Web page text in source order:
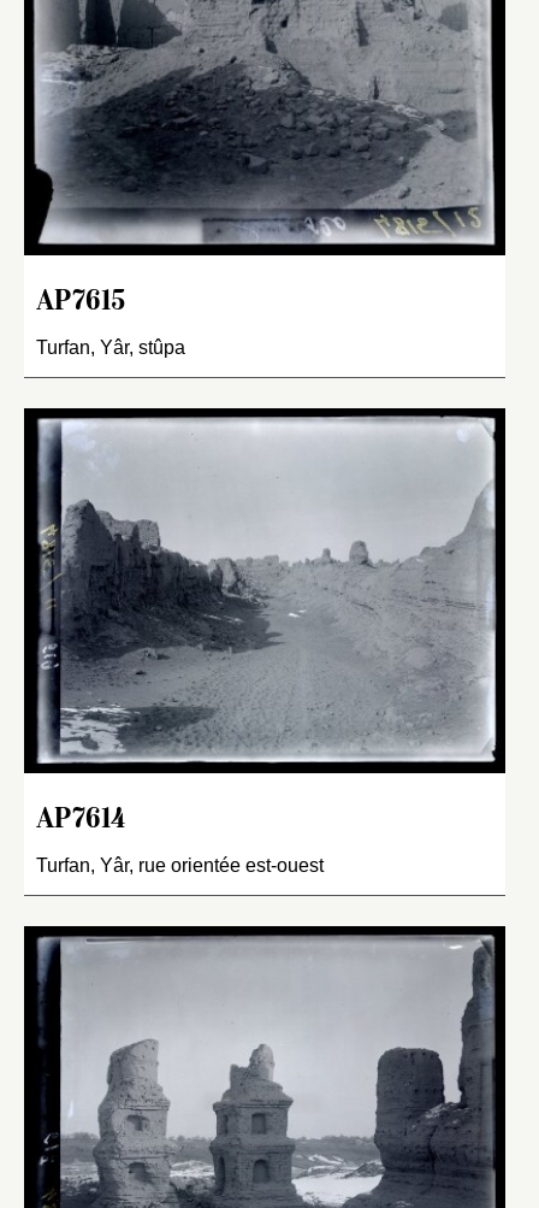
AP7615
Turfan, Yâr, stûpa
AP7614
Turfan, Yâr, rue orientée est-ouest